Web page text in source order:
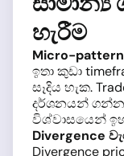
හැරීම
Micro-
ඉතා කුඩා
සෑදිය හැක.
දර්ශනයන්
විශ්වාසයෙන්
Divergence
Divergence